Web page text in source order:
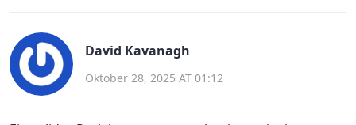
David Kavanagh
Oktober 28, 2025 AT 01:12